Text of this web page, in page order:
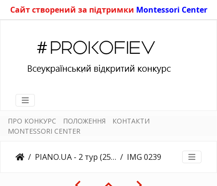
Сайт створений за підтримки Montessori Center
ПРО КОНКУРС ПОЛОЖЕННЯ
КОНТАКТИ
MONTESSORI CENTER
PIANO.UA - 2 тур (25.03.2018) IMG 0239